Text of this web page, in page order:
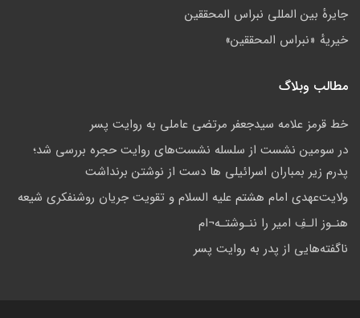
جايرهٔ بین المللی نبراس المحققین
خيريهٔ «نبراس المحققين»
مطالب وبلاگ
خط قرمز علامه سیدجعفر مرتضی عاملی به روایت پسر
در سومین نشست از سلسله نشست‌های روایت حجره بررسی شد؛
پدرم زیر بمباران اسرائیلی ها دست از نوشتن برنداشت
ولايت‌عهدى امام هشتم عليه السلام و تقويت جريان روشنفكرى شيعه
هنـوز الـفِ امير را ننـوشتـه¬ام
ناگفته‌هایی از پدر به روایت پسر